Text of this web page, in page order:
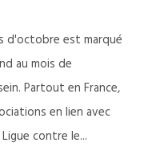
d'octobre est marqué
au mois de
Partout en France,
en lien avec
contre le...